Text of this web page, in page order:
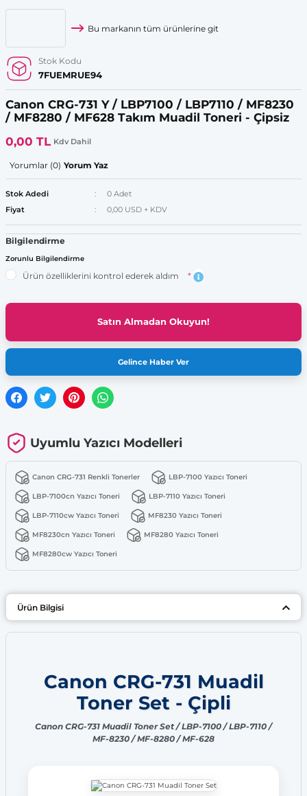
Bu markanın tüm ürünlerine git
Stok Kodu
7FUEMRUE94
Canon CRG-731 Y / LBP7100 / LBP7110 / MF8230
/ MF8280 / MF628 Takım Muadil Toneri - Çipsiz
0,00 TL Kdv Dahil
Yorumlar (0) Yorum Yaz
Stok Adedi
0 Adet
Fiyat
0,00 USD + KDV
Bilgilendirme
Zorunlu Bilgilendirme
Ürün özelliklerini kontrol ederek aldım *
Satın Almadan Okuyun!
Gelince Haber Ver
Uyumlu Yazıcı Modelleri
Canon CRG-731 Renkli Tonerler LBP-7100 Yazıcı Toneri
LBP-7100cn Yazıcı Toneri LBP-7110 Yazıcı Toneri
LBP-7110cw Yazıcı Toneri MF8230 Yazıcı Toneri
MF8230cn Yazıcı Toneri MF8280 Yazıcı Toneri
MF8280cw Yazıcı Toneri
Ürün Bilgisi
Canon CRG-731 Muadil
Toner Set - Çipli
Canon CRG-731 Muadil Toner Set / LBP-7100 / LBP-7110 /
MF-8230 / MF-8280 / MF-628